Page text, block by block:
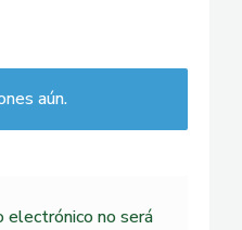
aún.
electrónico no será